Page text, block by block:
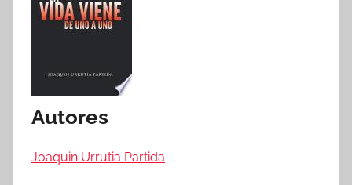
Autores
Joaquin Urrutia Partida